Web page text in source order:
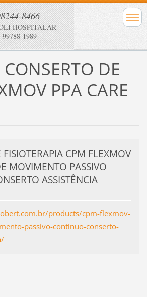
8466
HOSPITALAR -
1989
DE
PPA CARE
CPM FLEXMOV
MOVIMENTO PASSIVO
ASSISTÊNCIA
products/cpm-flexmov-
passivo-continuo-conserto-